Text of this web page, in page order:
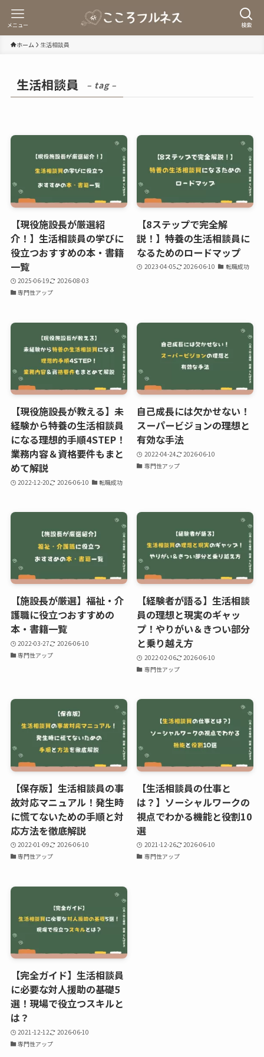
検索
メニュー
ホーム 生活相談員
生活相談員 – tag –
【現役施設長が厳選紹
介！】生活相談員の学びに
役立つおすすめの本・書籍
一覧
2025-06-19
2026-08-03
専門性アップ
【8ステップで完全解
説！】特養の生活相談員に
なるためのロードマップ
2023-04-05 2026-06-10 転職成功
【現役施設長が教える】未
経験から特養の生活相談員
になる理想的手順4STEP！
業務内容＆資格要件もまと
めて解説
2022-12-20 2026-06-10 転職成功
自己成長には欠かせない！
スーパービジョンの理想と
有効な手法
2022-04-24
2026-06-10
専門性アップ
【施設長が厳選】福祉・介
護職に役立つおすすめの
本・書籍一覧
2022-03-27
2026-06-10
専門性アップ
【経験者が語る】生活相談
員の理想と現実のギャッ
プ！やりがい＆きつい部分
と乗り越え方
2022-02-06
2026-06-10
専門性アップ
【保存版】生活相談員の事
故対応マニュアル！発生時
に慌てないための手順と対
応方法を徹底解説
2022-01-09
2026-06-10
専門性アップ
【生活相談員の仕事と
は？】ソーシャルワークの
視点でわかる機能と役割10
選
2021-12-26
2026-06-10
専門性アップ
【完全ガイド】生活相談員
に必要な対人援助の基礎5
選！現場で役立つスキルと
は？
2021-12-12
2026-06-10
専門性アップ